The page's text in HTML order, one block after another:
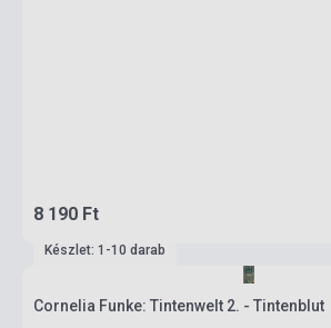
8 190 Ft
Készlet: 1-10 darab
Cornelia Funke: Tintenwelt 2. - Tintenblut